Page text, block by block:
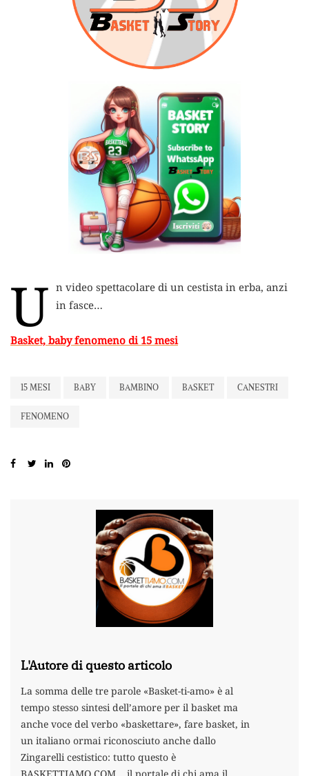
U n video spettacolare di un cestista in erba, anzi
in fasce…
Basket, baby fenomeno di 15 mesi
15 MESI BABY BAMBINO BASKET CANESTRI
FENOMENO
L'Autore di questo articolo
La somma delle tre parole «Basket-ti-amo» è al
tempo stesso sintesi dell’amore per il basket ma
anche voce del verbo «baskettare», fare basket, in
un italiano ormai riconosciuto anche dallo
Zingarelli cestistico: tutto questo è